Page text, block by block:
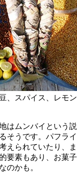
、スパイス、レモン
はムンバイという説
そうです。パフライ
えられていたり、ま
要素もあり、お菓子
のかも。